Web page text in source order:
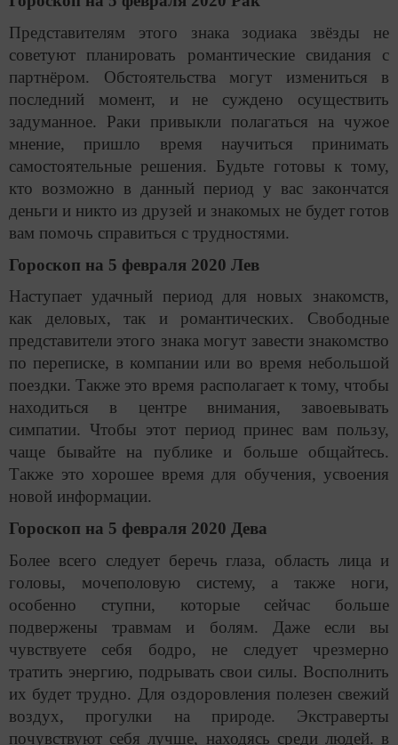
Представителям этого знака зодиака звёзды не
советуют планировать романтические свидания с
партнёром. Обстоятельства могут измениться в
последний момент, и не суждено осуществить
задуманное. Раки привыкли полагаться на чужое
мнение, пришло время научиться принимать
самостоятельные решения. Будьте готовы к тому,
кто возможно в данный период у вас закончатся
деньги и никто из друзей и знакомых не будет готов
вам помочь справиться с трудностями.
Гороскоп на 5 февраля 2020 Лев
Наступает удачный период для новых знакомств,
как деловых, так и романтических. Свободные
представители этого знака могут завести знакомство
по переписке, в компании или во время небольшой
поездки. Также это время располагает к тому, чтобы
находиться в центре внимания, завоевывать
симпатии. Чтобы этот период принес вам пользу,
чаще бывайте на публике и больше общайтесь.
Также это хорошее время для обучения, усвоения
новой информации.
Гороскоп на 5 февраля 2020 Дева
Более всего следует беречь глаза, область лица и
головы, мочеполовую систему, а также ноги,
особенно ступни, которые сейчас больше
подвержены травмам и болям. Даже если вы
чувствуете себя бодро, не следует чрезмерно
тратить энергию, подрывать свои силы. Восполнить
их будет трудно. Для оздоровления полезен свежий
воздух, прогулки на природе. Экстраверты
почувствуют себя лучше, находясь среди людей. в